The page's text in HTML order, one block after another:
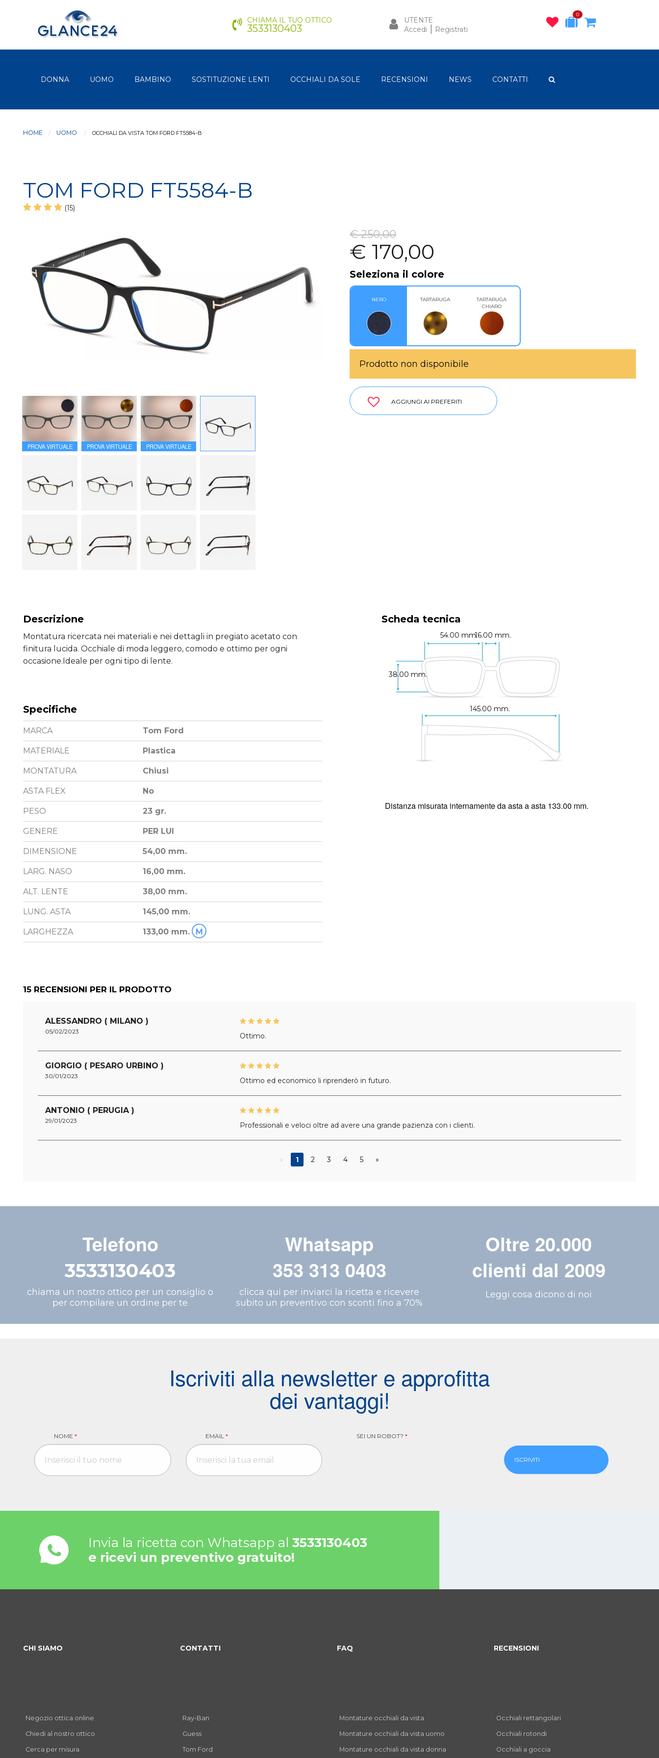
CHIAMA IL TUO OTTICO
3533130403
UTENTE
Accedi | Registrati
0
DONNA UOMO BAMBINO SOSTITUZIONE LENTI OCCHIALI DA SOLE RECENSIONI NEWS CONTATTI
HOME UOMO CURRENT:
OCCHIALI DA VISTA TOM FORD FT5584-B
TOM FORD FT5584-B
(15)
PROVA VIRTUALE PROVA VIRTUALE PROVA VIRTUALE
€ 250,00
€ 170,00
Seleziona il colore
NERO TARTARUGA
TARTARUGA
CHIARO
Prodotto non disponibile
AGGIUNGI AI PREFERITI
Descrizione
Montatura ricercata nei materiali e nei dettagli in pregiato acetato con
finitura lucida. Occhiale di moda leggero, comodo e ottimo per ogni
occasione.Ideale per ogni tipo di lente.
Specifiche
MARCA Tom Ford
MATERIALE Plastica
MONTATURA Chiusi
ASTA FLEX No
PESO 23 gr.
GENERE PER LUI
DIMENSIONE 54,00 mm.
LARG. NASO 16,00 mm.
ALT. LENTE 38,00 mm.
LUNG. ASTA 145,00 mm.
LARGHEZZA 133,00 mm. M
Scheda tecnica
54.00 mm.16.00 mm.
145.00 mm.
38.00 mm.
Distanza misurata internamente da asta a asta 133.00 mm.
15 RECENSIONI PER IL PRODOTTO
ALESSANDRO ( MILANO )
05/02/2023
Ottimo.
GIORGIO ( PESARO URBINO )
30/01/2023
Ottimo ed economico li riprenderò in futuro.
ANTONIO ( PERUGIA )
29/01/2023
Professionali e veloci oltre ad avere una grande pazienza con i clienti.
« 1 2 3 4 5 »
Telefono
3533130403
chiama un nostro ottico per un consiglio o
per compilare un ordine per te
Whatsapp
353 313 0403
clicca qui per inviarci la ricetta e ricevere
subito un preventivo con sconti fino a 70%
Oltre 20.000
clienti dal 2009
Leggi cosa dicono di noi
Iscriviti alla newsletter e approfitta
dei vantaggi!
NOME * EMAIL * SEI UN ROBOT? *
ISCRIVITI
Invia la ricetta con Whatsapp al 3533130403
e ricevi un preventivo gratuito!
CHI SIAMO CONTATTI FAQ RECENSIONI
Negozio ottica online
Chiedi al nostro ottico
Cerca per misura
Ray-Ban
Guess
Tom Ford
Montature occhiali da vista
Montature occhiali da vista uomo
Montature occhiali da vista donna
Occhiali rettangolari
Occhiali rotondi
Occhiali a goccia